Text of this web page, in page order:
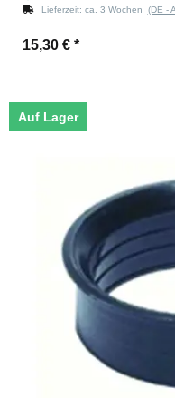
Lieferzeit: ca. 3 Wochen (DE -
15,30 € *
Auf Lager